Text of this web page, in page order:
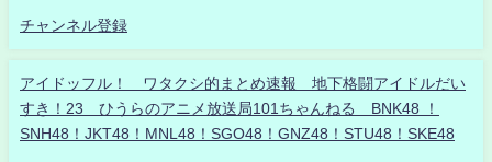
チャンネル登録
アイドッフル！ ワタクシ的まとめ速報 地下格闘アイドルだい
すき！23 ひうらのアニメ放送局101ちゃんねる BNK48 ！
SNH48！JKT48！MNL48！SGO48！GNZ48！STU48！SKE48